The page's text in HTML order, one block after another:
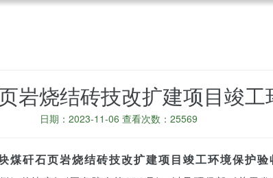
岩烧结砖技改扩建项目竣
日期：2023-11-06 查看次数：25569
煤矸石页岩烧结砖技改扩建项目竣工环境保护验